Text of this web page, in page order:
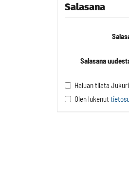
Salasana
Salasana
Haluan tilata
Olen lukenut